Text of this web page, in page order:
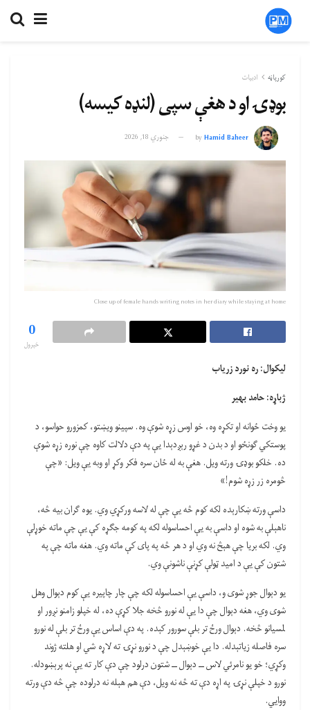
کورپاڼه ادبیات
بوډۍ او د هغې سپی (لنډه کیسه)
byHamid Baheer جنوري 18, 2026
Close up of female hands writing notes in her diary while staying at home
0
خپرول
لیکوال: ره نورد زریاب
ژباړه: حامد بهیر
یو وخت ځوانه او تکړه وه، خو اوس زړه شوې وه. سپینو ویښتو، کمزورو حواسو، د
پوستکي ګونځو او د بدن د غړو رېږدېدا یې په دې دلالت کاوه چې نوره زړه شوې
ده. خلکو بوډۍ ورته ویل. هغې به له ځان سره فکر وکړ او وبه یې ویل: «چې
څومره زر زړه شوم!»
داسې ورته ښکارېده لکه کوم څه یې چې له لاسه ورکړي وي. یوه ګران بیه څه،
ناهېلې به شوه او داسې به یې احساسوله لکه په کومه جګړه کې یې چې ماته خوړلې
وي. لکه بریا چې هېڅ نه وي او د هر څه په پای کې ماته وي. هغه ماته چې په
شتون کې یې د امید ټولې کړنې ناشونې وي.
یو دېوال جوړ شوی و، داسې یې احساسوله لکه چې چار چاپیره یې کوم دېوال وهل
شوی وي، هغه دېوال چې دا یې له نورو څخه جلا کړې ده، له خپلو زامنو نږور او
لمسیانو څخه. دېوال ورځ تر بلې سورور کېده. په دې اساس یې ورځ تر بلې له نورو
سره فاصله زیاتېدله. دا یې خوښېدل چې د نورو نړۍ ته لاړه شي او هلته ژوند
وکړي؛ خو یو نامرئي لاس ــ دېوال ــ شتون درلود چې دې کار ته یې نه پرېښودله.
نورو د خپلې نړۍ په اړه دې ته څه نه ویل، دې هم هېله نه درلوده چې څه دې ورته
ووایي.